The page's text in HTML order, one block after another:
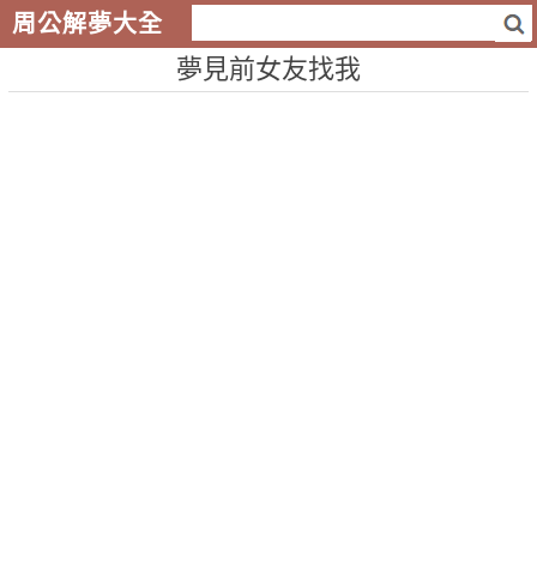
周公解夢大全
夢見前女友找我